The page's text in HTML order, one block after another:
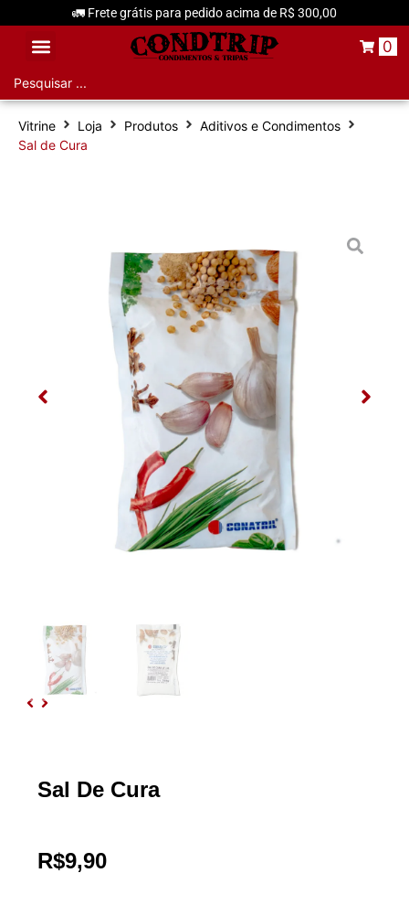
🚛 Frete grátis para pedido acima de R$ 300,00
0
Vitrine Loja Produtos
Aditivos e Condimentos
Sal de Cura
Sal De Cura
R$9,90